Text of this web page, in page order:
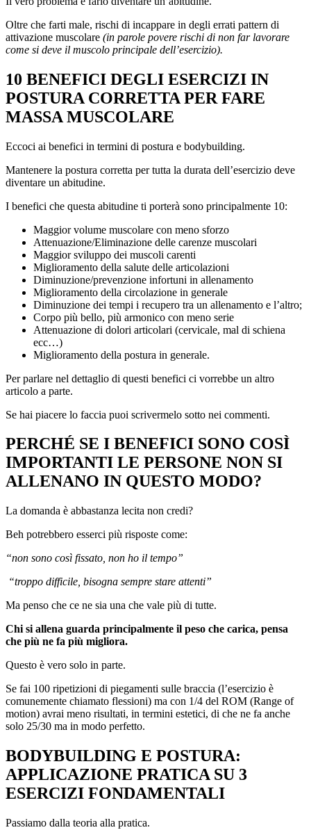
Oltre che farti male, rischi di incappare in degli errati pattern di
attivazione muscolare (in parole povere rischi di non far lavorare
come si deve il muscolo principale dell’esercizio).
10 BENEFICI DEGLI ESERCIZI IN
POSTURA CORRETTA PER FARE
MASSA MUSCOLARE
Eccoci ai benefici in termini di postura e bodybuilding.
Mantenere la postura corretta per tutta la durata dell’esercizio deve
diventare un abitudine.
I benefici che questa abitudine ti porterà sono principalmente 10:
Maggior volume muscolare con meno sforzo
Attenuazione/Eliminazione delle carenze muscolari
Maggior sviluppo dei muscoli carenti
Miglioramento della salute delle articolazioni
Diminuzione/prevenzione infortuni in allenamento
Miglioramento della circolazione in generale
Diminuzione dei tempi i recupero tra un allenamento e l’altro;
Corpo più bello, più armonico con meno serie
Attenuazione di dolori articolari (cervicale, mal di schiena
ecc…)
Miglioramento della postura in generale.
Per parlare nel dettaglio di questi benefici ci vorrebbe un altro
articolo a parte.
Se hai piacere lo faccia puoi scrivermelo sotto nei commenti.
PERCHÉ SE I BENEFICI SONO COSÌ
IMPORTANTI LE PERSONE NON SI
ALLENANO IN QUESTO MODO?
La domanda è abbastanza lecita non credi?
Beh potrebbero esserci più risposte come:
“non sono così fissato, non ho il tempo”
“troppo difficile, bisogna sempre stare attenti”
Ma penso che ce ne sia una che vale più di tutte.
Chi si allena guarda principalmente il peso che carica, pensa
che più ne fa più migliora.
Questo è vero solo in parte.
Se fai 100 ripetizioni di piegamenti sulle braccia (l’esercizio è
comunemente chiamato flessioni) ma con 1/4 del ROM (Range of
motion) avrai meno risultati, in termini estetici, di che ne fa anche
solo 25/30 ma in modo perfetto.
BODYBUILDING E POSTURA:
APPLICAZIONE PRATICA SU 3
ESERCIZI FONDAMENTALI
Passiamo dalla teoria alla pratica.